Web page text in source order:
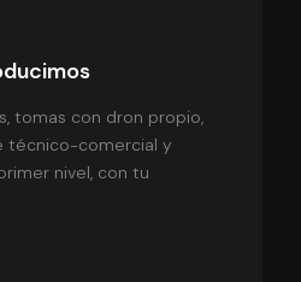
tomas con dron propio,
técnico-comercial y
nivel, con tu